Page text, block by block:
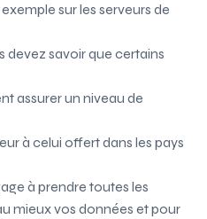
sur les serveurs de
devez savoir que certains
assurer un niveau de
à celui offert dans les pays
à prendre toutes les
mieux vos données et pour